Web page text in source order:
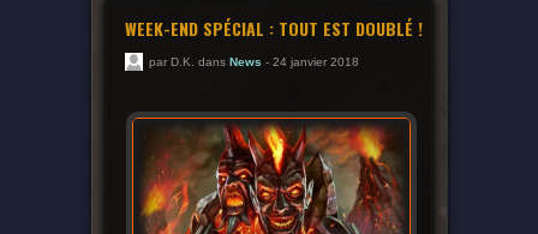
WEEK-END SPÉCIAL : TOUT EST DOUBLÉ !
par D.K. dans News - 24 janvier 2018